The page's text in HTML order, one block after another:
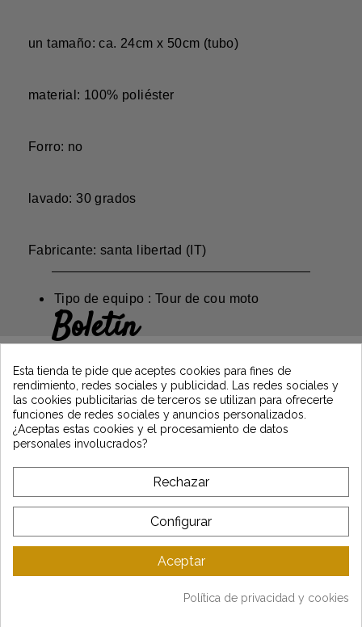
un tamaño: ca. 24cm x 50cm (tubo)
material: 100% poliéster
Forro: no
lavado: 30 grados
Fabricante: santa libertad (IT)
Tipo de equipo : Tour de cou moto
Boletín
suscribiéndose y manténgase informado de
las últimas noticias de Vintage Motors
*Dès 99€ d'achat. En vous abonnant à notre newsletter, vous reconnaissez avoir pris
l'acceptez.
A PROPÓSITO DE VINTAGE
SERVICIO AL CLIENTE
Gestion des données
Plan du site
Esta tienda te pide que aceptes cookies para fines de
rendimiento, redes sociales y publicidad. Las redes sociales y
las cookies publicitarias de terceros se utilizan para ofrecerte
funciones de redes sociales y anuncios personalizados.
¿Aceptas estas cookies y el procesamiento de datos
personales involucrados?
Rechazar
Configurar
Aceptar
Política de privacidad y cookies